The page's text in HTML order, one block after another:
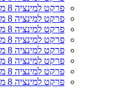
פרקט למינציה 8 מ"מ יורוהום
פרקט למינציה 8 מ"מ סופר נטורל
פרקט למינציה 8 מ"מ Classen
פרקט למינציה 8 מ"מ סינכרום
פרקט למינציה 8 מ"מ ואריו
פרקט למינציה 8 מ"מ art floor
פרקט למינציה 8 מ"מ קסטלו
פרקט למינציה 8 מ"מ MGM